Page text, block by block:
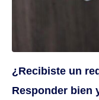
¿Recibiste un
Responder bien